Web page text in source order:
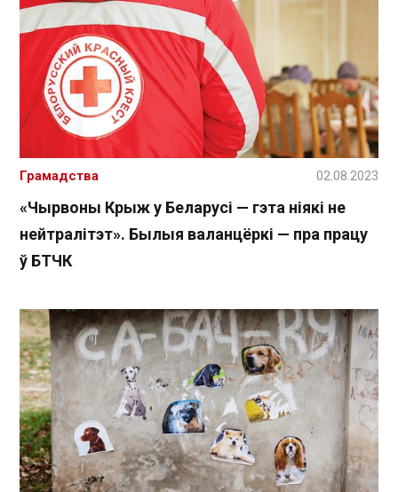
«Чырвоны Крыж у Беларусі — гэта ніякі не
нейтралітэт». Былыя валанцёркі — пра працу
ў БТЧК
Грамадства 02.08.2023